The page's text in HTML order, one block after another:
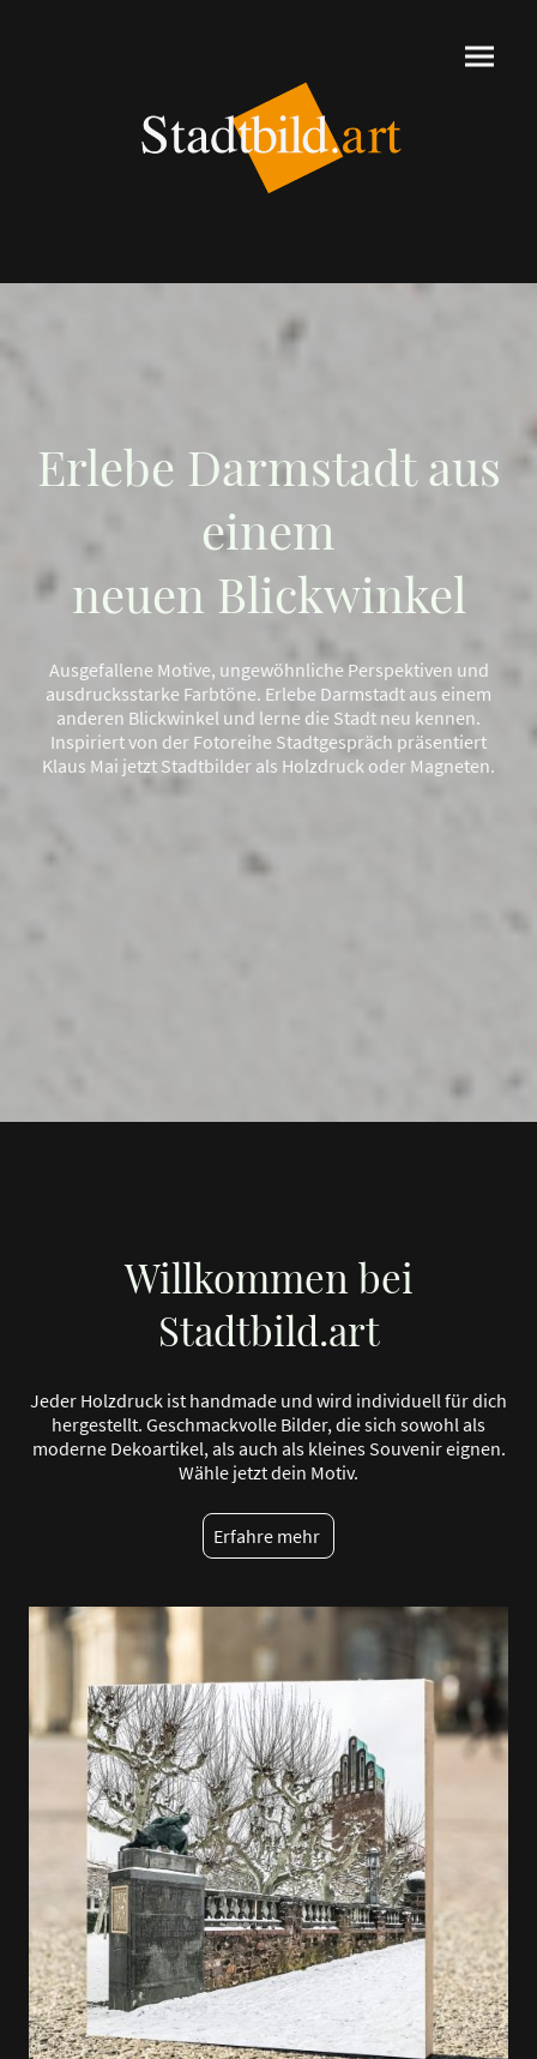
Erlebe Darmstadt aus
einem
neuen Blickwinkel
Ausgefallene Motive, ungewöhnliche Perspektiven und
ausdrucksstarke Farbtöne. Erlebe Darmstadt aus einem
anderen Blickwinkel und lerne die Stadt neu kennen.
Inspiriert von der Fotoreihe Stadtgespräch präsentiert
Klaus Mai jetzt Stadtbilder als Holzdruck oder Magneten.
Willkommen bei
Stadtbild.art
Jeder Holzdruck ist handmade und wird individuell für dich
hergestellt. Geschmackvolle Bilder, die sich sowohl als
moderne Dekoartikel, als auch als kleines Souvenir eignen.
Wähle jetzt dein Motiv.
Erfahre mehr